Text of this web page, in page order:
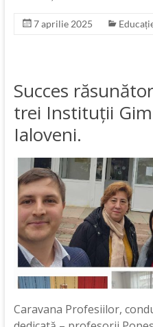
7 aprilie 2025
Succes
trei Instituții
Ialoveni.
Caravana Profesiilor,